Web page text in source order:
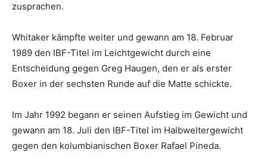
zusprachen.
Whitaker kämpfte weiter und gewann am 18. Februar
1989 den IBF-Titel im Leichtgewicht durch eine
Entscheidung gegen Greg Haugen, den er als erster
Boxer in der sechsten Runde auf die Matte schickte.
Im Jahr 1992 begann er seinen Aufstieg im Gewicht und
gewann am 18. Juli den IBF-Titel im Halbweltergewicht
gegen den kolumbianischen Boxer Rafael Pineda.